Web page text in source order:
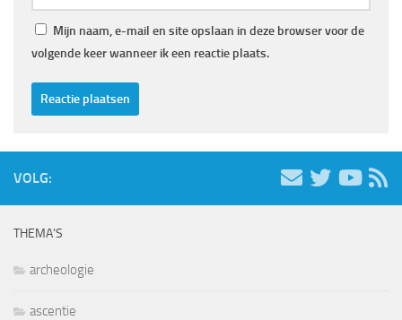
Mijn naam, e-mail en site opslaan in deze browser voor de
volgende keer wanneer ik een reactie plaats.
VOLG:
THEMA’S
archeologie
ascentie